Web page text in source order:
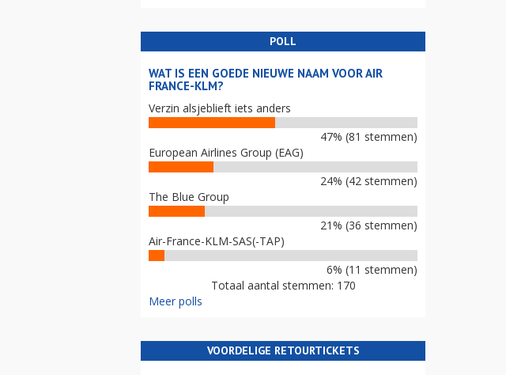
POLL
WAT IS EEN GOEDE NIEUWE NAAM VOOR AIR
FRANCE-KLM?
Verzin alsjeblieft iets anders
47% (81 stemmen)
European Airlines Group (EAG)
24% (42 stemmen)
The Blue Group
21% (36 stemmen)
Air-France-KLM-SAS(-TAP)
6% (11 stemmen)
Totaal aantal stemmen: 170
Meer polls
VOORDELIGE RETOURTICKETS